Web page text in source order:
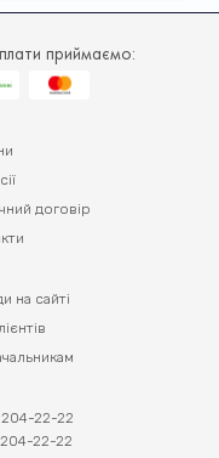
приймаємо:
договір
на сайті
22-22
22-22